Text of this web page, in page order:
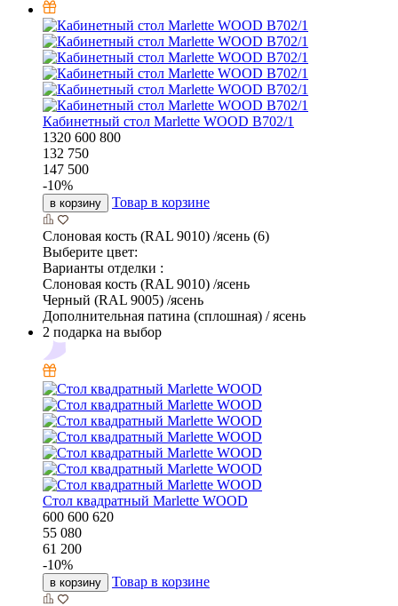
Кабинетный стол Marlette WOOD В702/1
1320 600 800
132 750
147 500
-10%
в корзину Товар в корзине
Слоновая кость (RAL 9010) /ясень (6)
Выберите цвет:
Варианты отделки :
Слоновая кость (RAL 9010) /ясень
Черный (RAL 9005) /ясень
Дополнительная патина (сплошная) / ясень
2 подарка на выбор
Стол квадратный Marlette WOOD
600 600 620
55 080
61 200
-10%
в корзину Товар в корзине